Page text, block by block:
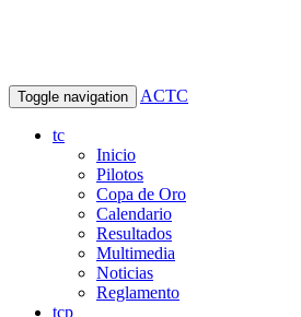
Toggle navigation ACTC
tc
Inicio
Pilotos
Copa de Oro
Calendario
Resultados
Multimedia
Noticias
Reglamento
tcp